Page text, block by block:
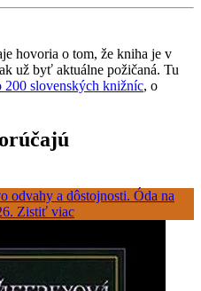
hovoria o tom, že kniha je v
už byť aktuálne požičaná. Tu
200 slovenských knižníc, o